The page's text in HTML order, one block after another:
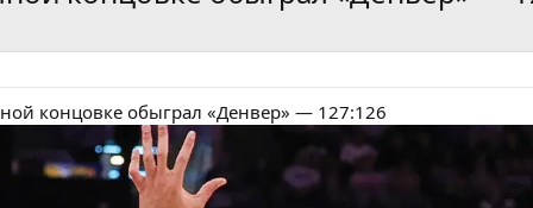
концовке обыграл «Денвер» — 127:126